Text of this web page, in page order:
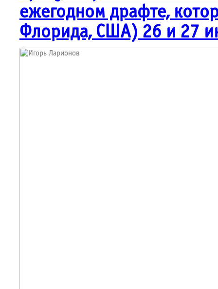
ежегодном драфте,
Флорида, США) 26 и 27